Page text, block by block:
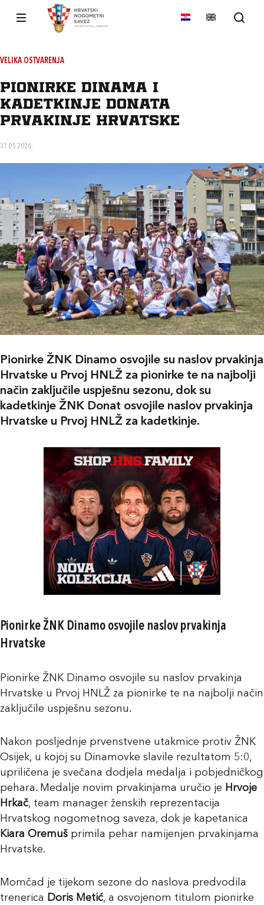
VELIKA OSTVARENJA
Pionirke Dinama i
kadetkinje Donata
prvakinje Hrvatske
31.05.2026.
Pionirke ŽNK Dinamo osvojile su naslov prvakinja
Hrvatske u Prvoj HNLŽ za pionirke te na najbolji
način zaključile uspješnu sezonu, dok su
kadetkinje ŽNK Donat osvojile naslov prvakinja
Hrvatske u Prvoj HNLŽ za kadetkinje.
Pionirke ŽNK Dinamo osvojile naslov prvakinja
Hrvatske
Pionirke ŽNK Dinamo osvojile su naslov prvakinja
Hrvatske u Prvoj HNLŽ za pionirke te na najbolji način
zaključile uspješnu sezonu.
Nakon posljednje prvenstvene utakmice protiv ŽNK
Osijek, u kojoj su Dinamovke slavile rezultatom 5:0,
upriličena je svečana dodjela medalja i pobjedničkog
pehara. Medalje novim prvakinjama uručio je Hrvoje
Hrkač, team manager ženskih reprezentacija
Hrvatskog nogometnog saveza, dok je kapetanica
Kiara Oremuš primila pehar namijenjen prvakinjama
Hrvatske.
Momčad je tijekom sezone do naslova predvodila
trenerica Doris Metić, a osvojenom titulom pionirke